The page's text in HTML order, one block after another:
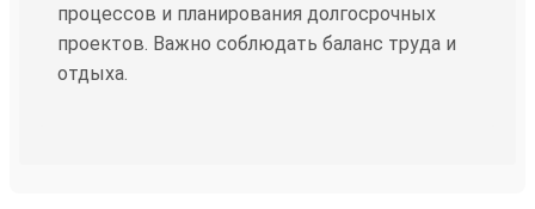
процессов и планирования долгосрочных
проектов. Важно соблюдать баланс труда и
отдыха.